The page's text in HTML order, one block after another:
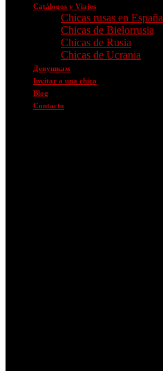
Catálogos y Viajes
Chicas rusas en España
Chicas de Bielorrusia
Chicas de Rusia
Chicas de Ucrania
Девушкам
Invitar a una chica
Blog
Contacto